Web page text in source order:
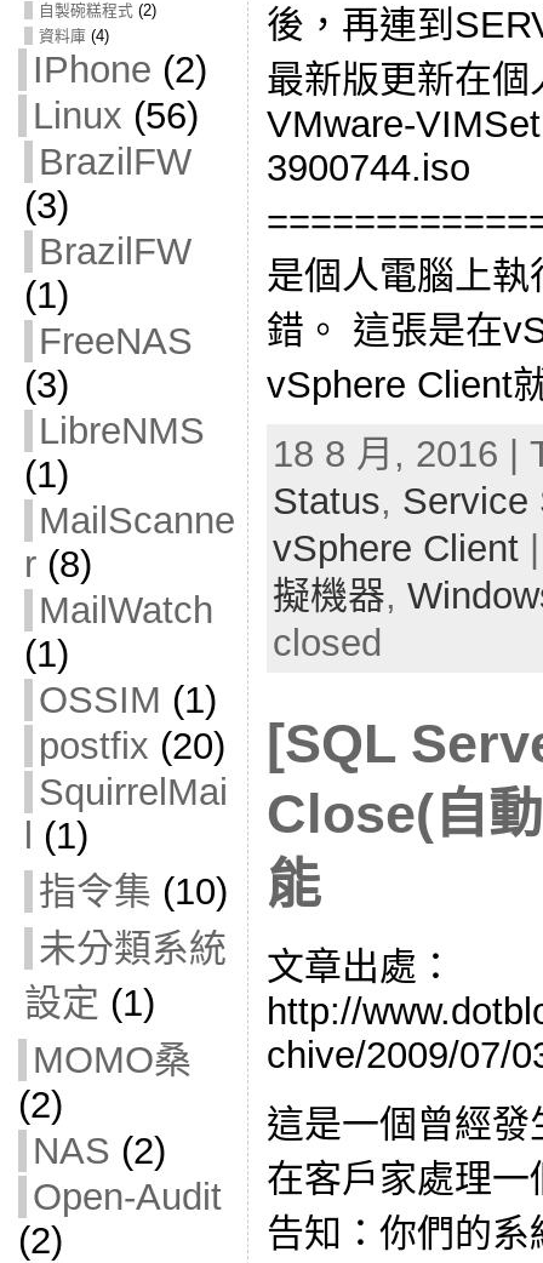
自製碗糕程式(2)
資料庫(4)
IPhone (2)
Linux (56)
BrazilFW
(3)
BrazilFW
(1)
FreeNAS
(3)
LibreNMS
(1)
MailScanne
r(8)
MailWatch
(1)
OSSIM (1)
postfix (20)
SquirrelMai
(1)
指令集 (10)
未分類系統
設定 (1)
MOMO桑
(2)
NAS (2)
Open-Audit
(2)
後，再連到
最新版更新在
VMware-
3900744.iso
是個人電腦上
錯。 這張是在
vSphere Client
18 8 月, 2016 |
Status, Service
vSphere Client|
擬機器,
closed
[SQL
Close(自
能
文章出處：
http://
chive/2009/07/
這是一個曾經
在客戶家處理
告知：你們的